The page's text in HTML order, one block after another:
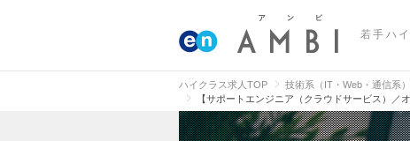
若手ハ
ハイクラス求人TOP 技術系（IT・Web・通信系
【サポートエンジニア（クラウドサービス）